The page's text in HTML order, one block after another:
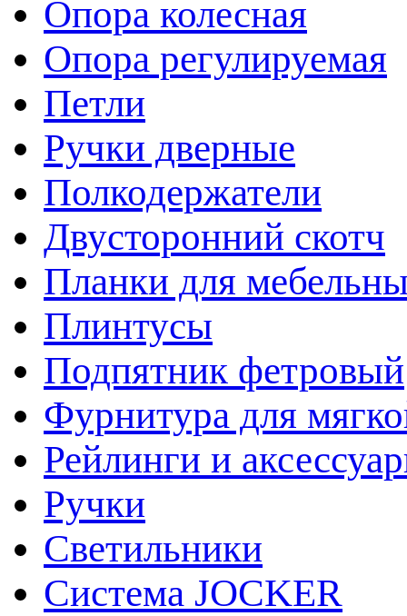
Опора колесная
Опора регулируемая
Петли
Ручки дверные
Полкодержатели
Двусторонний скотч
Планки для
Плинтусы
Подпятник фетровый
Фурнитура для
Рейлинги и
Ручки
Светильники
Система JOCKER